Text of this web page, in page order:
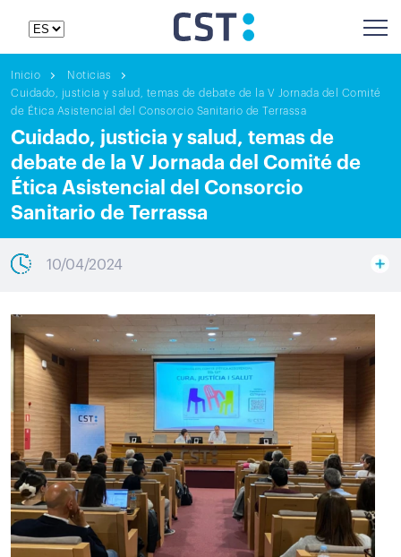
Inicio
Noticias
Cuidado, justicia y salud, temas de debate de la V Jornada del Comité
de Ética Asistencial del Consorcio Sanitario de Terrassa
Cuidado, justicia y salud, temas de
debate de la V Jornada del Comité de
Ética Asistencial del Consorcio
Sanitario de Terrassa
10/04/2024